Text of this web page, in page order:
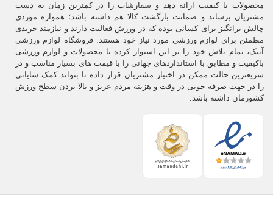
محصولات با کیفیت ارائه دهد و سفارشات را در کمترین زمان به دست
مشتریان برساند و ضمانت بازگشت کالا هم داشته باشد؛ همواره موردی
چالش برانگیز برای کسانی بوده که در ورزش فعالیت دارند و نیازمند خریدی
مطمئن برای لوازم ورزشی مورد نیاز خود هستند. فروشگاه لوازم ورزشی
آنیک، تمام تلاش خود را بر این استوار کرده تا محصولات و لوازم ورزشی
باکیفیت و مطابق با استانداردهای جهانی را با قیمت های بسیار مناسب و در
سریعترین حالت ممکن در اختیار مشتریان قرار داده تا بتواند کمک شایانی
را در جهت صرفه جویی در وقت و هزینه مردم عزیز و بالا بردن سطح ورزش
کشورمان داشته باشد.